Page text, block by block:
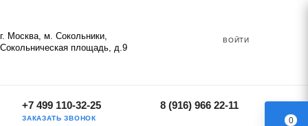
г. Москва, м. Сокольники,
Сокольническая площадь, д.9
ВОЙТИ
+7 499 110-32-25
ЗАКАЗАТЬ ЗВОНОК
8 (916) 966 22-11
0